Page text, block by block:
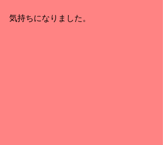
気持ちになりました。